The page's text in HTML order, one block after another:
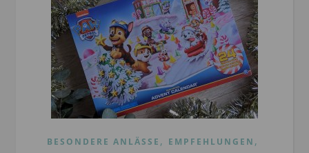
BESONDERE ANLÄSSE , EMPFEHLUNGEN ,